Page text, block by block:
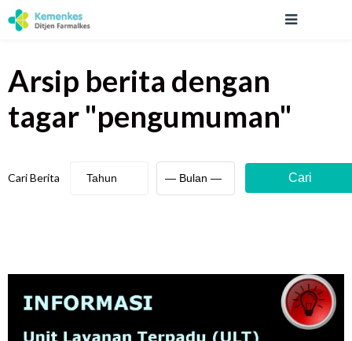
Arsip berita dengan
tagar "pengumuman"
Cari Berita Cari